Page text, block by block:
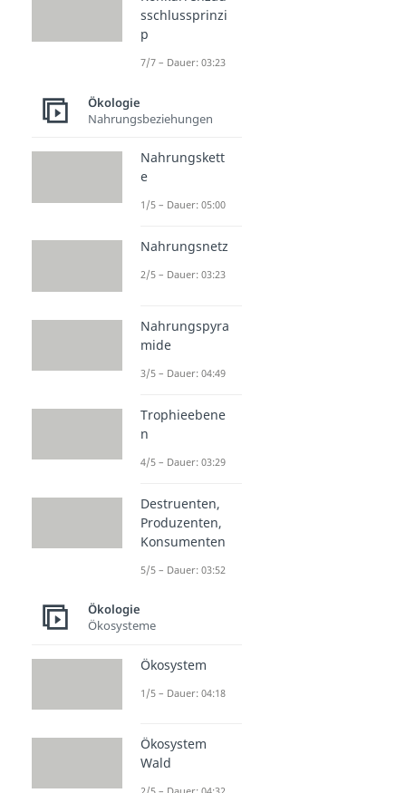
sschlussprinzi
p
7/7 – Dauer: 03:23
Ökologie
Nahrungsbeziehungen
Nahrungskett
e
1/5 – Dauer: 05:00
Nahrungsnetz
2/5 – Dauer: 03:23
Nahrungspyra
mide
3/5 – Dauer: 04:49
Trophieebene
n
4/5 – Dauer: 03:29
Destruenten,
Produzenten,
Konsumenten
5/5 – Dauer: 03:52
Ökologie
Ökosysteme
Ökosystem
1/5 – Dauer: 04:18
Ökosystem
Wald